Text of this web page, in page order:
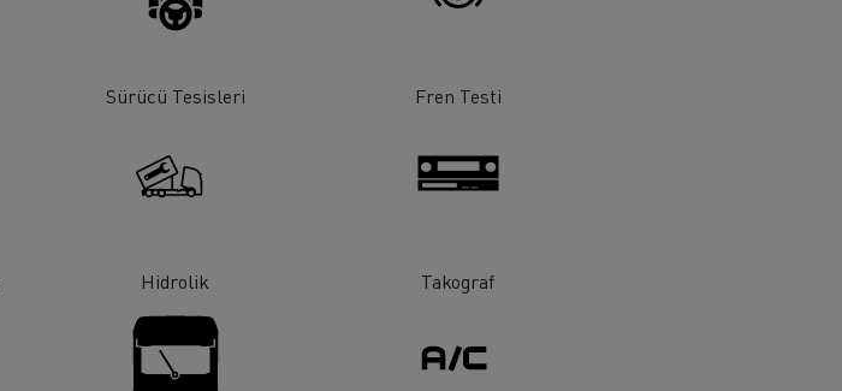
Malzeme
Sürücü Tesisleri Fren Testi
Hidrolik Takograf